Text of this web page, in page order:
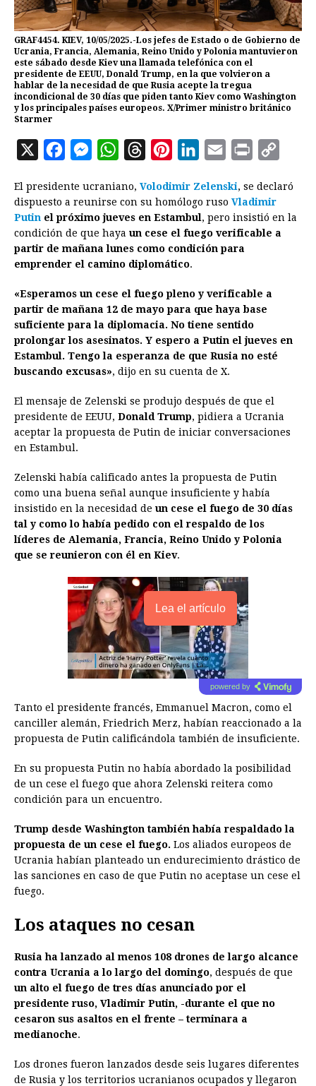
GRAF4454. KIEV, 10/05/2025.-Los jefes de Estado o de Gobierno de
Ucrania, Francia, Alemania, Reino Unido y Polonia mantuvieron
este sábado desde Kiev una llamada telefónica con el
presidente de EEUU, Donald Trump, en la que volvieron a
hablar de la necesidad de que Rusia acepte la tregua
incondicional de 30 días que piden tanto Kiev como Washington
y los principales países europeos. X/Primer ministro británico
Starmer
X
c
e
b
o
k
M
s
s
e
n
e
r
W
a
t
s
A
p
r
e
a
d
n
t
e
r
s
t
n
k
e
d
n
a
i
l
i
n
t
p
y
L
El presidente ucraniano, Volodimir Zelenski, se declaró
dispuesto a reunirse con su homólogo ruso Vladimir
Putin el próximo jueves en Estambul, pero insistió en la
condición de que haya un cese el fuego verificable a
partir de mañana lunes como condición para
emprender el camino diplomático.
«Esperamos un cese el fuego pleno y verificable a
partir de mañana 12 de mayo para que haya base
suficiente para la diplomacia. No tiene sentido
prolongar los asesinatos. Y espero a Putin el jueves en
Estambul. Tengo la esperanza de que Rusia no esté
buscando excusas», dijo en su cuenta de X.
El mensaje de Zelenski se produjo después de que el
presidente de EEUU, Donald Trump, pidiera a Ucrania
aceptar la propuesta de Putin de iniciar conversaciones
en Estambul.
Zelenski había calificado antes la propuesta de Putin
como una buena señal aunque insuficiente y había
insistido en la necesidad de un cese el fuego de 30 días
tal y como lo había pedido con el respaldo de los
líderes de Alemania, Francia, Reino Unido y Polonia
que se reunieron con él en Kiev.
Lea el artículo
powered by
Tanto el presidente francés, Emmanuel Macron, como el
canciller alemán, Friedrich Merz, habían reaccionado a la
propuesta de Putin calificándola también de insuficiente.
En su propuesta Putin no había abordado la posibilidad
de un cese el fuego que ahora Zelenski reitera como
condición para un encuentro.
Trump desde Washington también había respaldado la
propuesta de un cese el fuego. Los aliados europeos de
Ucrania habían planteado un endurecimiento drástico de
las sanciones en caso de que Putin no aceptase un cese el
fuego.
Los ataques no cesan
Rusia ha lanzado al menos 108 drones de largo alcance
contra Ucrania a lo largo del domingo, después de que
un alto el fuego de tres días anunciado por el
presidente ruso, Vladimir Putin, -durante el que no
cesaron sus asaltos en el frente – terminara a
medianoche.
Los drones fueron lanzados desde seis lugares diferentes
de Rusia y los territorios ucranianos ocupados y llegaron